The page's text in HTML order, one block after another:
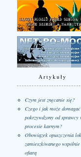
Artykuły
Czym jest znęcanie się?
Czego i jak może
pokrzywdzony od sprawcy
procesie karnym?
Obowiązek opuszczenia
zamieszkiwanego wspólnie
ofiarą